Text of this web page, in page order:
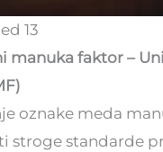
13
manuka faktor –
oznake meda
stroge standarde